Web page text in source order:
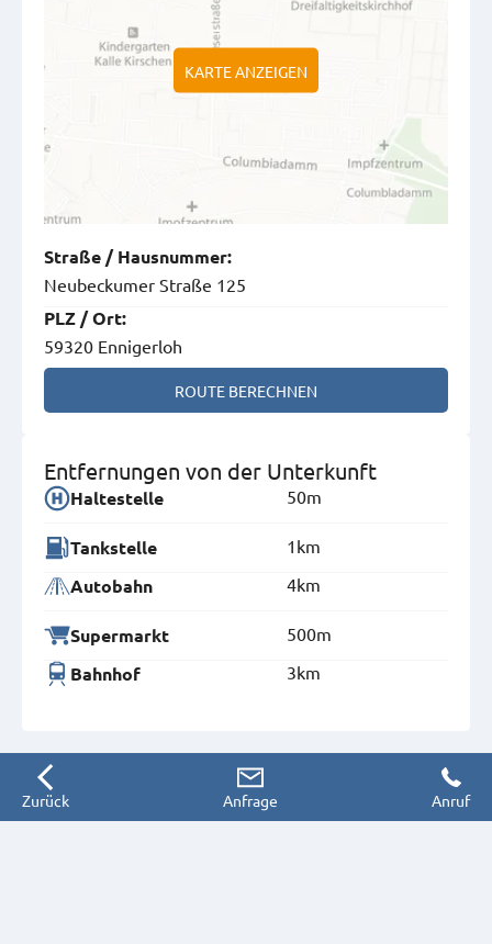
KARTE ANZEIGEN
Straße / Hausnummer:
Neubeckumer Straße 125
PLZ /Ort:
59320 Ennigerloh
ROUTE BERECHNEN
Entfernungen von der Unterkunft
Haltestelle 50m
Tankstelle 1km
Autobahn 4km
Supermarkt 500m
Bahnhof 3km
Zurück Anfrage Anruf